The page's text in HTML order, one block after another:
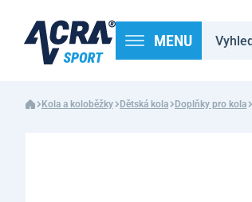
MENU
Kola a koloběžky Dětská kola Doplňky pro kola